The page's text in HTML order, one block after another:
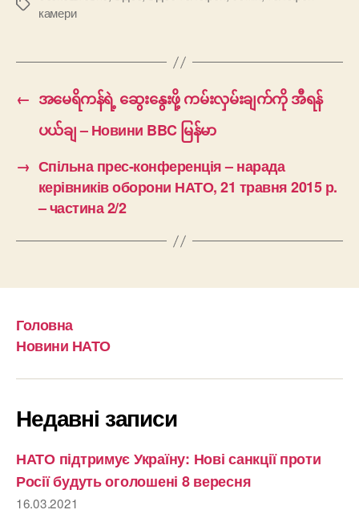
Позначки
камери
← အမေရိကန်ရဲ့ ဆွေးနွေးဖို့ ကမ်းလှမ်းချက်ကို အီရန်
ပယ်ချ – Новини BBC မြန်မာ
→ Спільна прес-конференція – нарада
керівників оборони НАТО, 21 травня 2015 р.
– частина 2/2
Головна
Новини НАТО
Недавні записи
НАТО підтримує Україну: Нові санкції проти
Росії будуть оголошені 8 вересня
16.03.2021